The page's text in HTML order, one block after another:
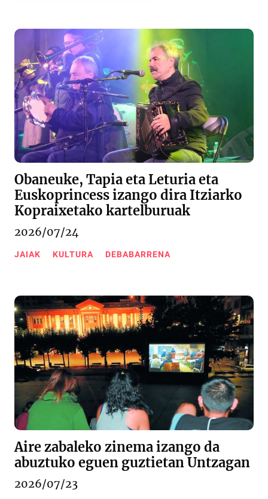
Obaneuke, Tapia eta Leturia eta
Euskoprincess izango dira Itziarko
Kopraixetako kartelburuak
2026/07/24
JAIAK KULTURA DEBABARRENA
Aire zabaleko zinema izango da
abuztuko eguen guztietan Untzagan
2026/07/23